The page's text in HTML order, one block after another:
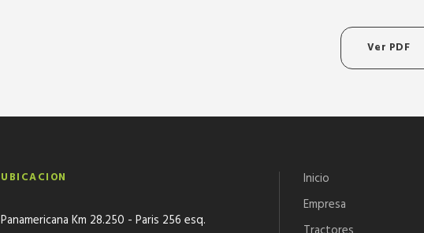
Ver PDF
UBICACION
Panamericana Km 28.250 - Paris 256 esq.
Inicio
Empresa